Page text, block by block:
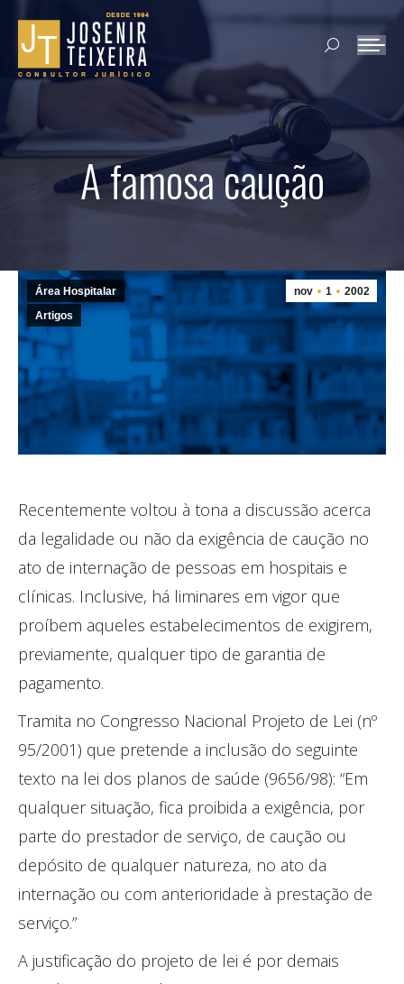
Search:
A famosa caução
nov 1 2002
Área Hospitalar
Artigos
Recentemente voltou à tona a discussão acerca
da legalidade ou não da exigência de caução no
ato de internação de pessoas em hospitais e
clínicas. Inclusive, há liminares em vigor que
proíbem aqueles estabelecimentos de exigirem,
previamente, qualquer tipo de garantia de
pagamento.
Tramita no Congresso Nacional Projeto de Lei (nº
95/2001) que pretende a inclusão do seguinte
texto na lei dos planos de saúde (9656/98): “Em
qualquer situação, fica proibida a exigência, por
parte do prestador de serviço, de caução ou
depósito de qualquer natureza, no ato da
internação ou com anterioridade à prestação de
serviço.”
A justificação do projeto de lei é por demais